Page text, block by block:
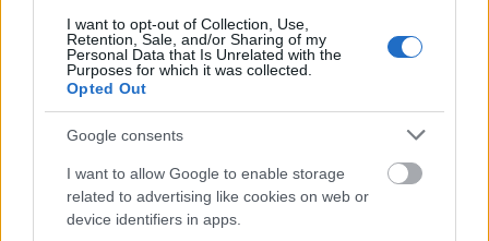
I want to opt-out of Collection, Use,
Retention, Sale, and/or Sharing of my
Personal Data that Is Unrelated with the
Purposes for which it was collected.
Opted Out
Google consents
I want to allow Google to enable storage
related to advertising like cookies on web or
device identifiers in apps.
ICS sérülékenységek CDLXXXVIII
Sérülékenységek International Standards
Organization szabványban, Hitachi Energy, Fuji
Electric, Survision, Delta Electronics,
Radiometrics, IDIS, Advantech, Ubia és ABB
rendszerekben
icscybersec•2025. november 12.